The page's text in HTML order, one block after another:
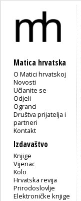
Matica hrvatska
O Matici hrvatskoj
Novosti
Učlanite se
Odjeli
Ogranci
Društva prijatelja i
partneri
Kontakt
Izdavaštvo
Knjige
Vijenac
Kolo
Hrvatska revija
Prirodoslovlje
Elektroničke knjige